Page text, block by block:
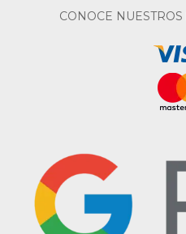
CONOCE NUESTROS